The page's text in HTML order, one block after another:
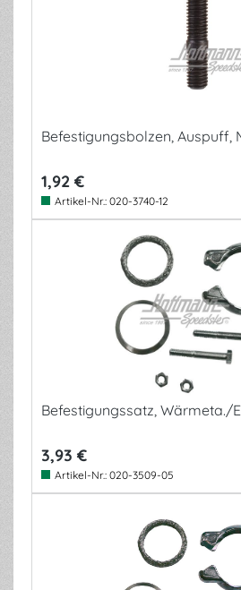
Befestigungsbolzen, Auspuff,
1,92 €
Artikel-Nr.: 020-3740-12
Befestigungssatz, Wärmeta./
3,93 €
Artikel-Nr.: 020-3509-05